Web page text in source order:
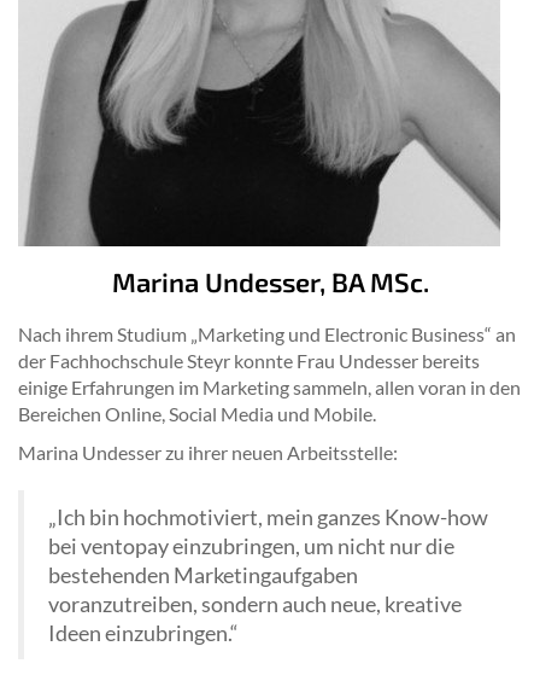
Marina Undesser, BA MSc.
Nach ihrem Studium „Marketing und Electronic Business“ an
der Fachhochschule Steyr konnte Frau Undesser bereits
einige Erfahrungen im Marketing sammeln, allen voran in den
Bereichen Online, Social Media und Mobile.
Marina Undesser zu ihrer neuen Arbeitsstelle:
„Ich bin hochmotiviert, mein ganzes Know-how
bei ventopay einzubringen, um nicht nur die
bestehenden Marketingaufgaben
voranzutreiben, sondern auch neue, kreative
Ideen einzubringen.“